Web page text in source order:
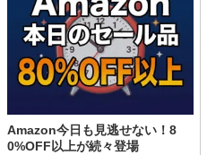
Amazon今日も見逃せない！8
0%OFF以上が続々登場